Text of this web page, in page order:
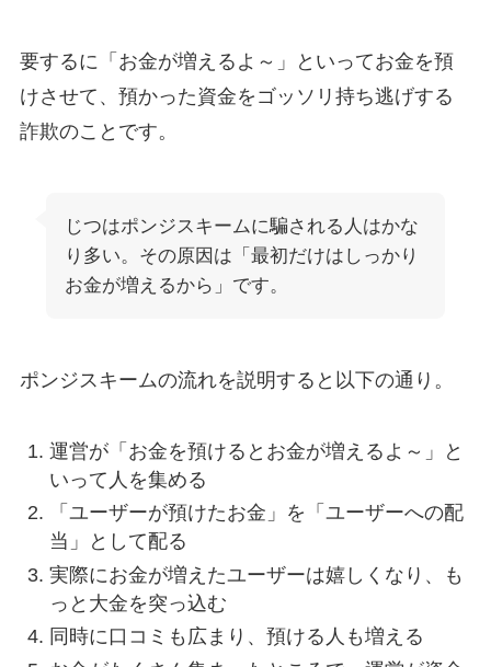
要するに「お金が増えるよ～」といってお金を預
けさせて、預かった資金をゴッソリ持ち逃げする
詐欺のことです。
じつはポンジスキームに騙される人はかな
り多い。その原因は「最初だけはしっかり
お金が増えるから」です。
ポンジスキームの流れを説明すると以下の通り。
運営が「お金を預けるとお金が増えるよ～」と
いって人を集める
「ユーザーが預けたお金」を「ユーザーへの配
当」として配る
実際にお金が増えたユーザーは嬉しくなり、も
っと大金を突っ込む
同時に口コミも広まり、預ける人も増える